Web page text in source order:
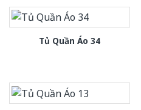
Tủ Quần Áo 34